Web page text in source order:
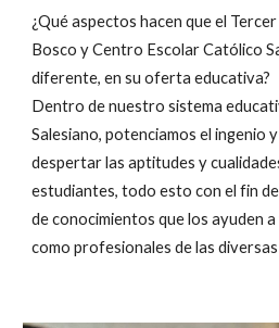
¿Qué aspectos hacen que el
Bosco y Centro Escolar Católico
diferente, en su oferta educativa?
Dentro de nuestro sistema
Salesiano, potenciamos el ingenio
despertar las aptitudes y
estudiantes, todo esto con el fin
de conocimientos que los ayuden
como profesionales de las